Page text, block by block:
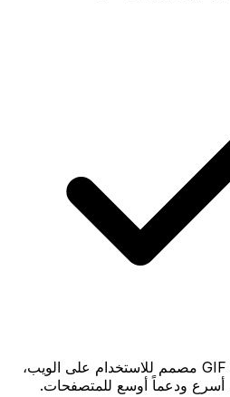
**محسّن للويب** — GIF مصمم للاستخدام على الويب،
أسرع ودعماً أوسع للمتصفحات.